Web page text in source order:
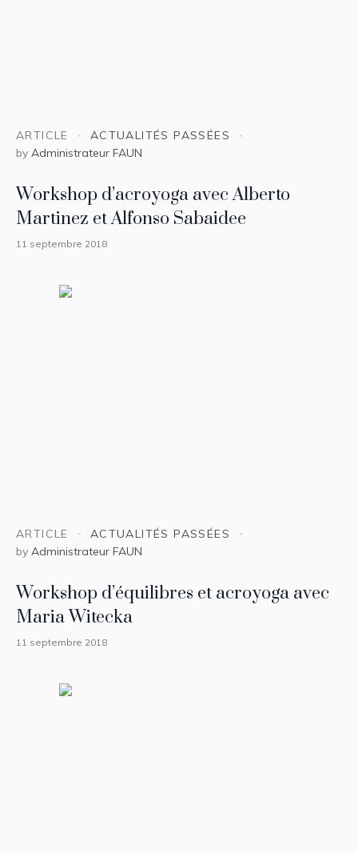
ARTICLE
ACTUALITÉS PASSÉES
by Administrateur FAUN
Workshop d’acroyoga avec Alberto
Martinez et Alfonso Sabaidee
11 septembre 2018
ARTICLE
ACTUALITÉS PASSÉES
by Administrateur FAUN
Workshop d’équilibres et acroyoga avec
Maria Witecka
11 septembre 2018